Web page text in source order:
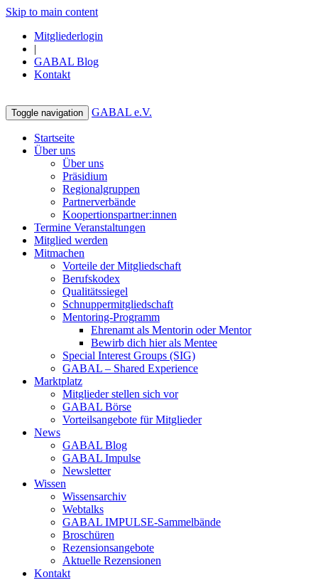
Skip to main content
Mitgliederlogin
|
GABAL Blog
Kontakt
Toggle navigation GABAL e.V.
Startseite
Über uns
Über uns
Präsidium
Regionalgruppen
Partnerverbände
Koopertionspartner:innen
Termine Veranstaltungen
Mitglied werden
Mitmachen
Vorteile der Mitgliedschaft
Berufskodex
Qualitätssiegel
Schnuppermitgliedschaft
Mentoring-Programm
Ehrenamt als Mentorin oder Mentor
Bewirb dich hier als Mentee
Special Interest Groups (SIG)
GABAL – Shared Experience
Marktplatz
Mitglieder stellen sich vor
GABAL Börse
Vorteilsangebote für Mitglieder
News
GABAL Blog
GABAL Impulse
Newsletter
Wissen
Wissensarchiv
Webtalks
GABAL IMPULSE-Sammelbände
Broschüren
Rezensionsangebote
Aktuelle Rezensionen
Kontakt